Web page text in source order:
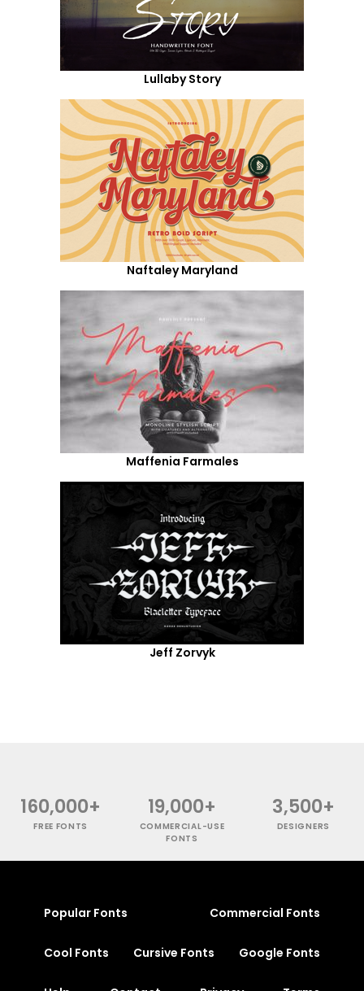
Lullaby Story
Naftaley Maryland
Maffenia Farmales
Jeff Zorvyk
160,000+
FREE FONTS
19,000+
COMMERCIAL-USE
FONTS
3,500+
DESIGNERS
Popular Fonts Commercial Fonts
Cool Fonts Cursive Fonts Google Fonts